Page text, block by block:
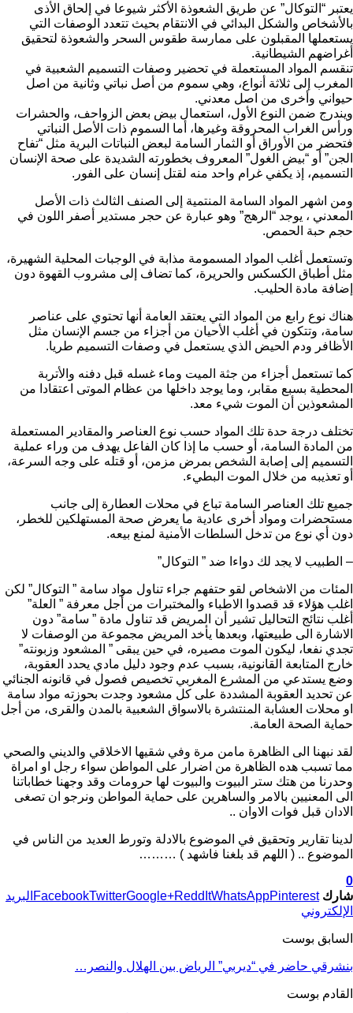
يعتبر “التوكال” عن طريق الشعوذة الأكثر شيوعا في إلحاق الأذى
بالأشخاص والشكل البدائي في الانتقام بحيث تتعدد الوصفات التي
يستعملها المقبلون على ممارسة طقوس السحر والشعوذة لتحقيق
أغراضهم الشيطانية.
تنقسم المواد المستعملة في تحضير وصفات التسميم الشعبية في
المغرب إلى ثلاثة أنواع، وهي سموم من أصل نباتي وثانية من اصل
حيواني وأخرى من اصل معدني.
ويندرج ضمن النوع الأول، استعمال بيض بعض الزواحف، والحشرات
ورأس الغراب المحروقة وغيرها، أما السموم ذات الأصل النباتي
فتحضر من الأوراق أو الثمار السامة لبعض النباتات البرية مثل “تفاح
الجن” أو “بيض الغول” المعروف بخطورته الشديدة على صحة الإنسان
التسميم، إذ يكفي غرام واحد منه لقتل إنسان على الفور.
ومن اشهر المواد السامة المنتمية إلى الصنف الثالث ذات الأصل
المعدني ، يوجد “الرهج” وهو عبارة عن حجر مستدير أصفر اللون في
حجم حبة الحمص.
وتستعمل أغلب المواد المسمومة مذابة في الوجبات المحلية الشهيرة،
مثل أطباق الكسكس والحريرة، كما تضاف إلى مشروب القهوة دون
إضافة مادة الحليب.
هناك نوع رابع من المواد التي يعتقد العامة أنها تحتوي على عناصر
سامة، وتتكون في أغلب الأحيان من أجزاء من جسم الإنسان مثل
الأظافر ودم الحيض الذي يستعمل في وصفات التسميم طريا.
كما تستعمل أجزاء من جثة الميت وماء غسله قبل دفنه والأتربة
المحطية بسبع مقابر، وما يوجد داخلها من عظام الموتى اعتقادا من
المشعوذين أن الموت شيء معد.
تختلف درجة حدة تلك المواد حسب نوع العناصر والمقادير المستعملة
من المادة السامة، أو حسب ما إذا كان الفاعل يهدف من وراء عملية
التسميم إلى إصابة الشخص بمرض مزمن، أو قتله على وجه السرعة،
أو تعذيبه من خلال الموت البطيء.
جميع تلك العناصر السامة تباع في محلات العطارة إلى جانب
مستحضرات ومواد أخرى عادية ما يعرض صحة المستهلكين للخطر،
دون أي نوع من تدخل السلطات الأمنية لمنع بيعه.
– الطبيب لا يجد لك دواءا ضد ” التوكال”
المئات من الاشخاص لقو حتفهم جراء تناول مواد سامة ” التوكال” لكن
اغلب هؤلاء قد قصدوا الاطباء والمختبرات من أجل معرفة ” العلة”
أغلب نتائج التحاليل تشير أن المريض قد تناول مادة ” سامة” دون
الاشارة الى طبيعتها، وبعدها يأخد المريض مجموعة من الوصفات لا
تجدي نفعا، ليكون الموت مصيره، في حين يبقى ” المشعود وزبونته”
خارج المتابعة القانونية، بسبب عدم وجود دليل مادي يحدد العقوبة،
وضع يستدعي من المشرع المغربي تخصيص فصول في قانونه الجنائي
عن تحديد العقوبة المشددة على كل مشعود وجدت بحوزته مواد سامة
او محلات العشابة المنتشرة بالاسواق الشعبية بالمدن والقرى، من أجل
حماية الصحة العامة.
لقد نبهنا الى الظاهرة مامن مرة وفي شقيها الاخلاقي والديني والصحي
مما تسبب هده الظاهرة من اضرار على المواطن سواء رجل او امراة
وحدرنا من هتك ستر البيوت والبيوت لها حرومات وقد وجهنا خطاباتنا
الى المعنيين بالامر والساهرين على حماية المواطن ونرجو ان تصغى
الادان قبل فوات الاوان ..
لدينا تقارير وتحقيق في الموضوع بالادلة وتورط العديد من الناس في
الموضوع .. ( اللهم قد بلغنا فاشهد ) ………
0
شارك
FacebookTwitterGoogle+ReddItWhatsAppPinterest
البريد
الإلكتروني
السابق بوست
بنشرقي حاضر في “ديربي” الرياض بين الهلال والنصر…
القادم بوست